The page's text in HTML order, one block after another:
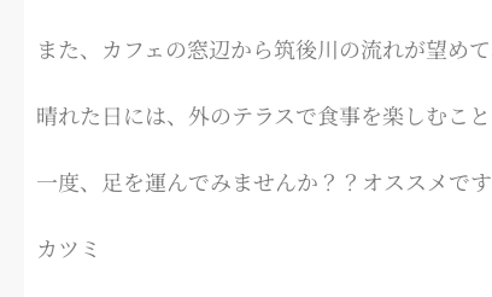
また、カフェの窓辺から筑後川の流れが望め
晴れた日には、外のテラスで食事を楽しむこと
一度、足を運んでみませんか？？オススメです
カツミ